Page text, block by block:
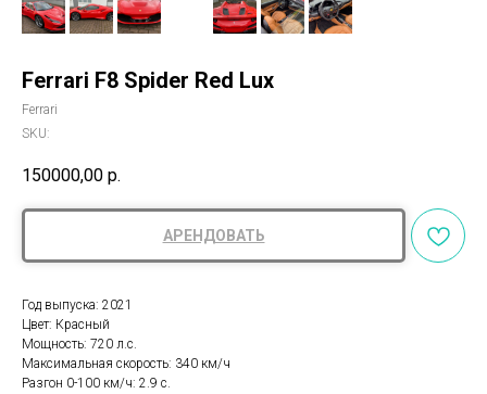
Ferrari F8 Spider Red Lux
Ferrari
SKU:
150000,00 р.
АРЕНДОВАТЬ
Год выпуска: 2021
Цвет: Красный
Мощность: 720 л.с.
Максимальная скорость: 340 км/ч
Разгон 0-100 км/ч: 2.9 с.